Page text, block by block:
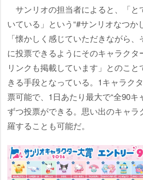
サンリオの担当者によると、「と
いている」という“#サンリオなつか
「懐かしく感じていただきながら
に投票できるようにそのキャラクタ
リンクも掲載しています」とのこ
きる手段となっている。1キャラク
票可能で、1日あたり最大で“全90キ
ずつ投票ができる。思い出のキャラ
羅することも可能だ。